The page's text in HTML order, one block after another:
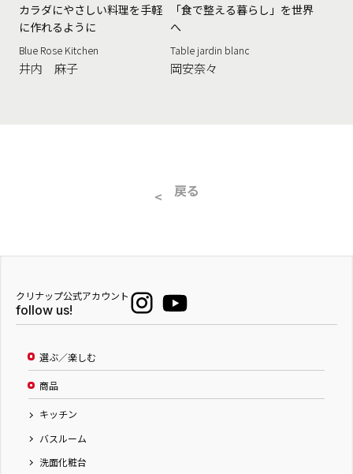
カラダにやさしい料理を手軽
に作れるように
Blue Rose Kitchen
井内 麻子
「食で整える暮らし」を世界
へ
Table jardin blanc
岡安奈々
戻る
クリナップ公式アカウント
follow us!
選ぶ／楽しむ
商品
キッチン
バスルーム
洗面化粧台